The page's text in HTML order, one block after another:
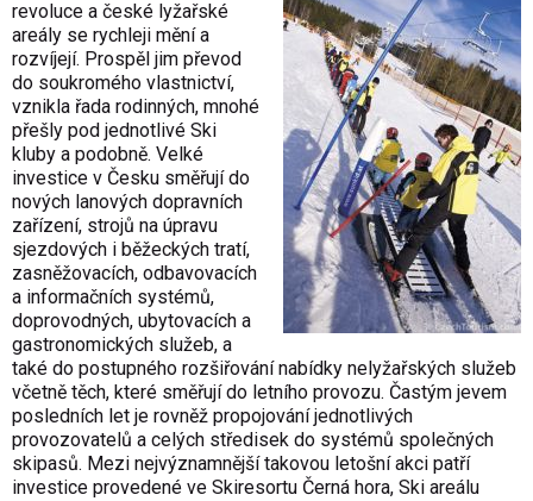
revoluce a české lyžařské
areály se rychleji mění a
rozvíjejí. Prospěl jim převod
do soukromého vlastnictví,
vznikla řada rodinných, mnohé
přešly pod jednotlivé Ski
kluby a podobně. Velké
investice v Česku směřují do
nových lanových dopravních
zařízení, strojů na úpravu
sjezdových i běžeckých tratí,
zasněžovacích, odbavovacích
a informačních systémů,
doprovodných, ubytovacích a
gastronomických služeb, a
také do postupného rozšiřování nabídky nelyžařských služeb
včetně těch, které směřují do letního provozu. Častým jevem
posledních let je rovněž propojování jednotlivých
provozovatelů a celých středisek do systémů společných
skipasů. Mezi nejvýznamnější takovou letošní akci patří
investice provedené ve Skiresortu Černá hora, Ski areálu